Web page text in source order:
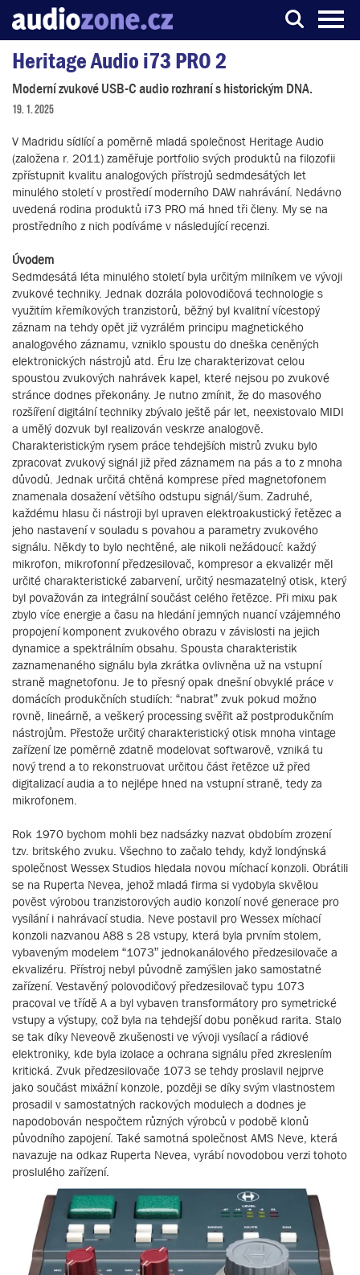
Server o digitálním zpracování zvuku
Heritage Audio i73 PRO 2
Moderní zvukové USB-C audio rozhraní s historickým DNA.
19. 1. 2025
V Madridu sídlící a poměrně mladá společnost Heritage Audio
(založena r. 2011) zaměřuje portfolio svých produktů na filozofii
zpřístupnit kvalitu analogových přístrojů sedmdesátých let
minulého století v prostředí moderního DAW nahrávání. Nedávno
uvedená rodina produktů i73 PRO má hned tři členy. My se na
prostředního z nich podíváme v následující recenzi.
Úvodem
Sedmdesátá léta minulého století byla určitým milníkem ve vývoji
zvukové techniky. Jednak dozrála polovodičová technologie s
využitím křemíkových tranzistorů, běžný byl kvalitní vícestopý
záznam na tehdy opět již vyzrálém principu magnetického
analogového záznamu, vzniklo spoustu do dneška ceněných
elektronických nástrojů atd. Éru lze charakterizovat celou
spoustou zvukových nahrávek kapel, které nejsou po zvukové
stránce dodnes překonány. Je nutno zmínit, že do masového
rozšíření digitální techniky zbývalo ještě pár let, neexistovalo MIDI
a umělý dozvuk byl realizován veskrze analogově.
Charakteristickým rysem práce tehdejších mistrů zvuku bylo
zpracovat zvukový signál již před záznamem na pás a to z mnoha
důvodů. Jednak určitá chtěná komprese před magnetofonem
znamenala dosažení většího odstupu signál/šum. Zadruhé,
každému hlasu či nástroji byl upraven elektroakustický řetězec a
jeho nastavení v souladu s povahou a parametry zvukového
signálu. Někdy to bylo nechtěné, ale nikoli nežádoucí: každý
mikrofon, mikrofonní předzesilovač, kompresor a ekvalizér měl
určité charakteristické zabarvení, určitý nesmazatelný otisk, který
byl považován za integrální součást celého řetězce. Při mixu pak
zbylo více energie a času na hledání jemných nuancí vzájemného
propojení komponent zvukového obrazu v závislosti na jejich
dynamice a spektrálním obsahu. Spousta charakteristik
zaznamenaného signálu byla zkrátka ovlivněna už na vstupní
straně magnetofonu. Je to přesný opak dnešní obvyklé práce v
domácích produkčních studiích: “nabrat” zvuk pokud možno
rovně, lineárně, a veškerý processing svěřit až postprodukčním
nástrojům. Přestože určitý charakteristický otisk mnoha vintage
zařízení lze poměrně zdatně modelovat softwarově, vzniká tu
nový trend a to rekonstruovat určitou část řetězce už před
digitalizací audia a to nejlépe hned na vstupní straně, tedy za
mikrofonem.
Rok 1970 bychom mohli bez nadsázky nazvat obdobím zrození
tzv. britského zvuku. Všechno to začalo tehdy, když londýnská
společnost Wessex Studios hledala novou míchací konzoli. Obrátili
se na Ruperta Nevea, jehož mladá firma si vydobyla skvělou
pověst výrobou tranzistorových audio konzolí nové generace pro
vysílání i nahrávací studia. Neve postavil pro Wessex míchací
konzoli nazvanou A88 s 28 vstupy, která byla prvním stolem,
vybaveným modelem “1073” jednokanálového předzesilovače a
ekvalizéru. Přístroj nebyl původně zamýšlen jako samostatné
zařízení. Vestavěný polovodičový předzesilovač typu 1073
pracoval ve třídě A a byl vybaven transformátory pro symetrické
vstupy a výstupy, což byla na tehdejší dobu poněkud rarita. Stalo
se tak díky Neveově zkušenosti ve vývoji vysílací a rádiové
elektroniky, kde byla izolace a ochrana signálu před zkreslením
kritická. Zvuk předzesilovače 1073 se tehdy proslavil nejprve
jako součást mixážní konzole, později se díky svým vlastnostem
prosadil v samostatných rackových modulech a dodnes je
napodobován nespočtem různých výrobců v podobě klonů
původního zapojení. Také samotná společnost AMS Neve, která
navazuje na odkaz Ruperta Nevea, vyrábí novodobou verzi tohoto
proslulého zařízení.